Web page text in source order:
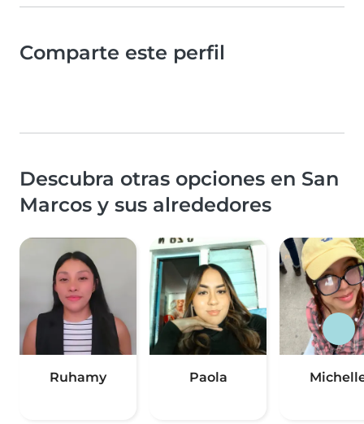
Comparte este perfil
Descubra otras opciones en San
Marcos y sus alrededores
Ruhamy Paola